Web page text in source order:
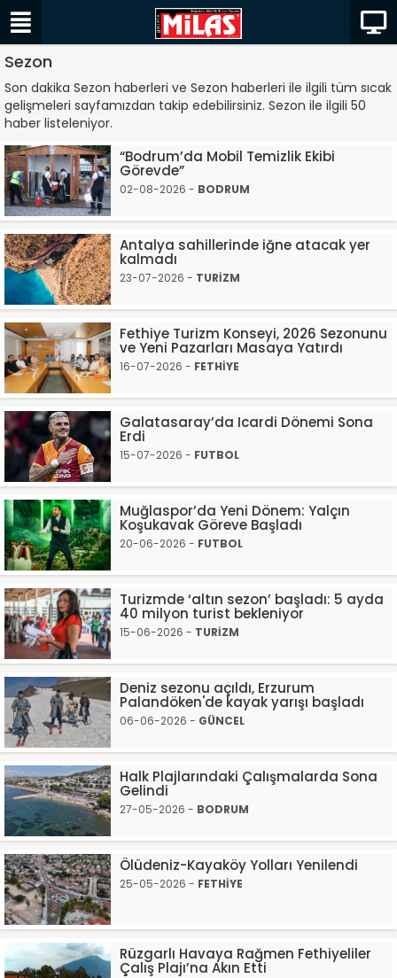
Sezon
Son dakika Sezon haberleri ve Sezon haberleri ile ilgili tüm sıcak
gelişmeleri sayfamızdan takip edebilirsiniz. Sezon ile ilgili 50
haber listeleniyor.
“Bodrum’da Mobil Temizlik Ekibi
Görevde”
02-08-2026 - BODRUM
Antalya sahillerinde iğne atacak yer
kalmadı
23-07-2026 - TURİZM
Fethiye Turizm Konseyi, 2026 Sezonunu
ve Yeni Pazarları Masaya Yatırdı
16-07-2026 - FETHİYE
Galatasaray’da Icardi Dönemi Sona
Erdi
15-07-2026 - FUTBOL
Muğlaspor’da Yeni Dönem: Yalçın
Koşukavak Göreve Başladı
20-06-2026 - FUTBOL
Turizmde ‘altın sezon’ başladı: 5 ayda
40 milyon turist bekleniyor
15-06-2026 - TURİZM
Deniz sezonu açıldı, Erzurum
Palandöken'de kayak yarışı başladı
06-06-2026 - GÜNCEL
Halk Plajlarındaki Çalışmalarda Sona
Gelindi
27-05-2026 - BODRUM
Ölüdeniz-Kayaköy Yolları Yenilendi
25-05-2026 - FETHİYE
Rüzgarlı Havaya Rağmen Fethiyeliler
Çalış Plajı’na Akın Etti